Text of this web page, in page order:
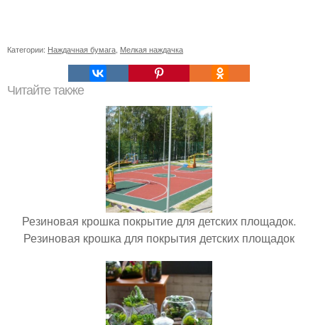
Категории: Наждачная бумага Мелкая наждачка
Читайте также
Резиновая крошка покрытие для детских площадок.
Резиновая крошка для покрытия детских площадок